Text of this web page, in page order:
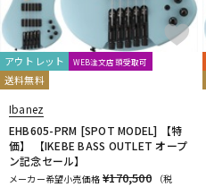
アウトレット WEB注文店頭受取可
送料無料
Ibanez
EHB605-PRM [SPOT MODEL] 【特
価】 【IKEBE BASS OUTLET オープ
ン記念セール】
メーカー希望小売価格 ¥170,500
（税